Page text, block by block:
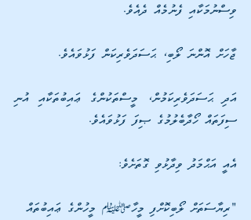
ވިސްނުމަކާއި ފެނުމެއް ދެއެވެ.
ޖާހަށް އޮންނަ ލޯބި، ޙަސަދަވެރިކަން ފަޅުވައެވެ.
އަދި ޙަސަދަވެރިކަމުން، މީސްތަކުންގެ ޢައިބުތަކާއި އުނި
ސިފަތައް ހޯދާބެލުމުގެ ޞިފަ ފަޅުވައެވެ.
އެއީ އަޙްމަދު ވިދާޅުވި ގޮތަށެވެ:
"ރިޔާސަތަށް ލޯބިކޮށްފި މީހާ؛ މީހުންގެ ޢައިބުތައް